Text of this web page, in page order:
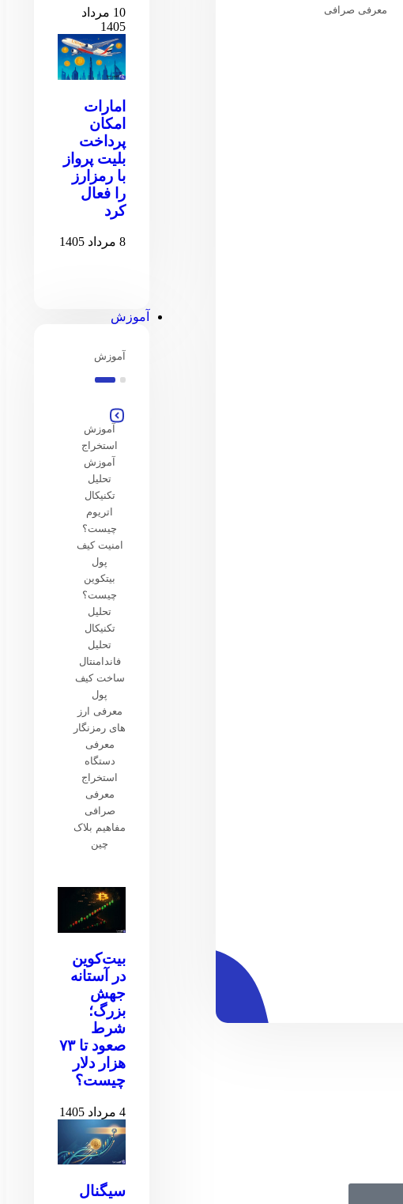
معرفی صرافی
10 مرداد
1405
امارات
امکان
پرداخت
بلیت پرواز
با رمزارز
را فعال
کرد
8 مرداد 1405
آموزش
آموزش
آموزش
استخراج
آموزش
تحلیل
تکنیکال
اتریوم
چیست؟
امنیت کیف
پول
بیتکوین
چیست؟
تحلیل
تکنیکال
تحلیل
فاندامنتال
ساخت کیف
پول
معرفی ارز
های رمزنگار
معرفی
دستگاه
استخراج
معرفی
صرافی
مفاهیم بلاک
چین
بیت‌کوین
در آستانه
جهش
بزرگ؛
شرط
صعود تا ۷۳
هزار دلار
چیست؟
4 مرداد 1405
سیگنال